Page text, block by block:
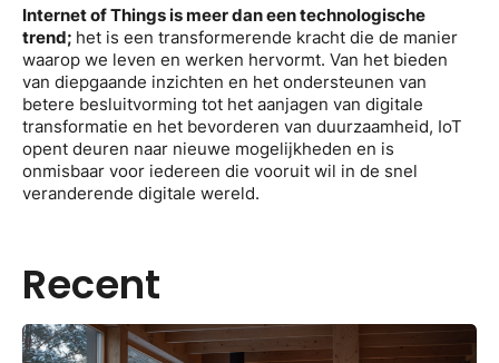
Internet of Things is meer dan een technologische
trend; het is een transformerende kracht die de manier
waarop we leven en werken hervormt. Van het bieden
van diepgaande inzichten en het ondersteunen van
betere besluitvorming tot het aanjagen van digitale
transformatie en het bevorderen van duurzaamheid, IoT
opent deuren naar nieuwe mogelijkheden en is
onmisbaar voor iedereen die vooruit wil in de snel
veranderende digitale wereld.
Recent